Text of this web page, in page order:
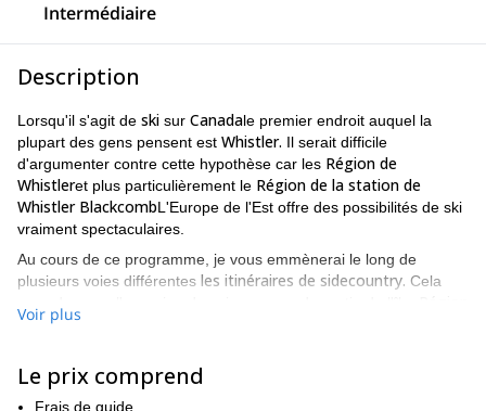
Intermédiaire
Description
Lorsqu'il s'agit de ski sur Canadale premier endroit auquel la
plupart des gens pensent est Whistler. Il serait difficile
d'argumenter contre cette hypothèse car les Région de
Whistleret plus particulièrement le Région de la station de
Whistler BlackcombL'Europe de l'Est offre des possibilités de ski
vraiment spectaculaires.
Au cours de ce programme, je vous emmènerai le long de
plusieurs voies différentes les itinéraires de sidecountry. Cela
de Whistler Blackcomb
doute pourquoi elle a accueilli tant de grands événements, y
compris plusieurs événements dans le cadre de l'Année
Voir plus
Le prix comprend
Frais de guide